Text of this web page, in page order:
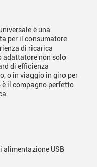
è una
per il consumatore
di ricarica
adattatore non solo
di efficienza
o in viaggio in giro per
il compagno perfetto
alimentazione USB